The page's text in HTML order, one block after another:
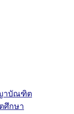
าบัณฑิต
ศึกษา